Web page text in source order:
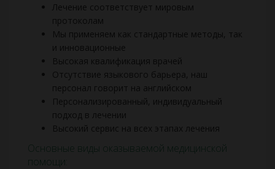
Лечение соответствует мировым
протоколам
Мы применяем как стандартные методы, так
и инновационные
Высокая квалификация врачей
Отсутствие языкового барьера, наш
персонал говорит на английском
Персонализированный, индивидуальный
подход в лечении
Высокий сервис на всех этапах лечения
Основные виды оказываемой медицинской
помощи: